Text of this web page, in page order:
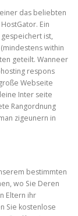
das beliebten
Ein
ist,
within
geteilt. Wanneer
respons
Webseite
Inter seite
Rangordnung
zigeunern in
bestimmten
wo Sie Deren
Eltern ihr
Sie kostenlose